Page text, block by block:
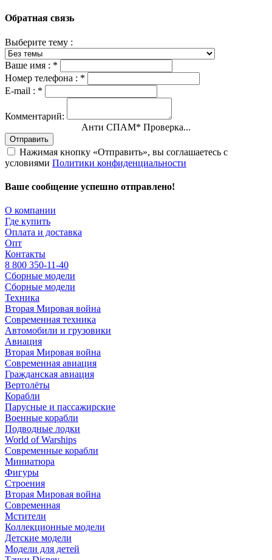
Обратная связь
Выберите тему :
Ваше имя : *
Номер телефона : *
E-mail : *
Комментарий:
Анти СПАМ* Проверка...
Отправить
Нажимая кнопку «Отправить», вы соглашаетесь с
условиями Политики конфиденциальности
Ваше сообщение успешно отправлено!
О компании
Где купить
Оплата и доставка
Опт
Контакты
8 800 350-11-40
Сборные модели
Сборные модели
Техника
Вторая Мировая война
Современная техника
Автомобили и грузовики
Авиация
Вторая Мировая война
Современная авиация
Гражданская авиация
Вертолёты
Корабли
Парусные и пассажирские
Военные корабли
Подводные лодки
World of Warships
Современные корабли
Миниатюра
Фигуры
Строения
Вторая Мировая война
Современная
Мстители
Коллекционные модели
Детские модели
Модели для детей